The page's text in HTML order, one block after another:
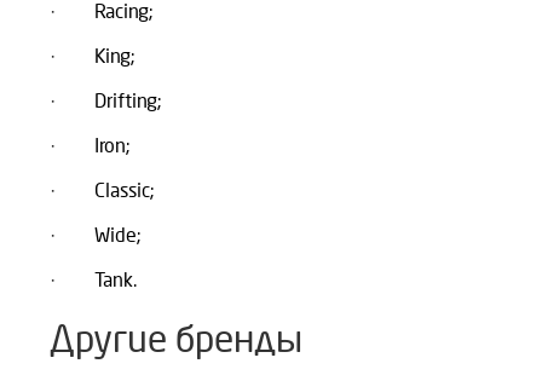
· Racing;
· King;
· Drifting;
· Iron;
· Classic;
· Wide;
· Tank.
Другие бренды